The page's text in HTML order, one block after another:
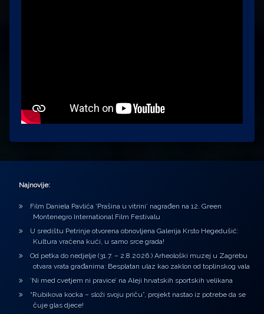
Najnovije:
Film Daniela Pavlića ‘Prašina u vitrini’ nagrađen na 12. Green
Montenegro International Film Festivalu
U središtu Petrinje otvorena obnovljena Galerija Krsto Hegedušić:
Kultura vraćena kući, u samo srce grada!
Od petka do nedjelje (31.7. – 2.8.2026.) Arheološki muzej u Zagrebu
otvara vrata građanima: Besplatan ulaz kao zaklon od toplinskog vala
‘Ni med cvetjem ni pravice’ na Aleji hrvatskih sportskih velikana
“Rubikova kocka – složi svoju priču”, projekt nastao iz potrebe da se
čuje glas djece!